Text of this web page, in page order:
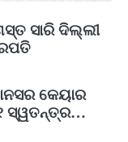
ସାରି ଦିଲ୍ଲୀ
କେୟାର
ସ୍ୱତନ୍ତ୍ର